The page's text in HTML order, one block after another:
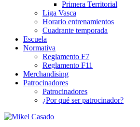
Primera Territorial
Liga Vasca
Horario entrenamientos
Cuadrante temporada
Escuela
Normativa
Reglamento F7
Reglamento F11
Merchandising
Patrocinadores
Patrocinadores
¿Por qué ser patrocinador?